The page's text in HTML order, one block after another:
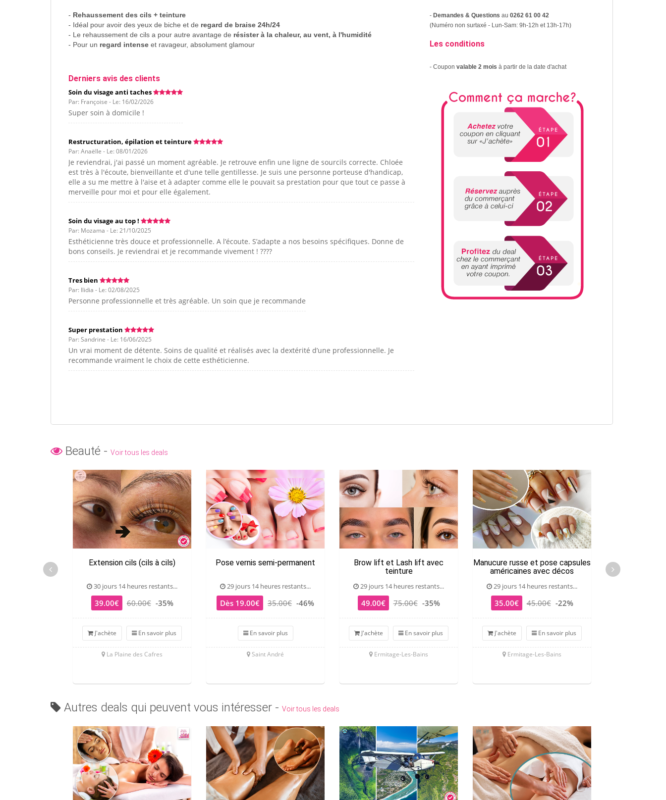
- Rehaussement des cils + teinture
- Idéal pour avoir des yeux de biche et de regard de braise 24h/24
- Le rehaussement de cils a pour autre avantage de résister à la chaleur, au vent, à l'humidité
- Pour un regard intense et ravageur, absolument glamour
Derniers avis des clients
Soin du visage anti taches
Par: Françoise - Le: 16/02/2026
Super soin à domicile !
Restructuration, épilation et teinture
Par: Anaëlle - Le: 08/01/2026
Je reviendrai, j'ai passé un moment agréable. Je retrouve enfin une ligne de sourcils correcte. Chloée
est très à l'écoute, bienveillante et d'une telle gentillesse. Je suis une personne porteuse d'handicap,
elle a su me mettre à l'aise et à adapter comme elle le pouvait sa prestation pour que tout ce passe à
merveille pour moi et pour elle également.
Soin du visage au top !
Par: Mozama - Le: 21/10/2025
Esthéticienne très douce et professionnelle. A l’écoute. S’adapte a nos besoins spécifiques. Donne de
bons conseils. Je reviendrai et je recommande vivement ! ????
Tres bien
Par: Ilidia - Le: 02/08/2025
Personne professionnelle et très agréable. Un soin que je recommande
Super prestation
Par: Sandrine - Le: 16/06/2025
Un vrai moment de détente. Soins de qualité et réalisés avec la dextérité d’une professionnelle. Je
recommande vraiment le choix de cette esthéticienne.
-Demandes & Questions au 0262 61 00 42
(Numéro non surtaxé - Lun-Sam: 9h-12h et 13h-17h)
Les conditions
- Coupon valable 2 mois à partir de la date d'achat
Beauté - Voir tous les deals
Extension cils (cils à cils)
30 jours 14 heures restants...
39.00€ 60.00€ -35%
J'achète En savoir plus
La Plaine des Cafres
Pose vernis semi-permanent
29 jours 14 heures restants...
Dès 19.00€ 35.00€ -46%
En savoir plus
Saint André
Brow lift et Lash lift avec
teinture
29 jours 14 heures restants...
49.00€ 75.00€ -35%
J'achète En savoir plus
Ermitage-Les-Bains
Manucure russe et pose capsules
américaines avec décos
29 jours 14 heures restants...
35.00€ 45.00€ -22%
J'achète En savoir plus
Ermitage-Les-Bains
Autres deals qui peuvent vous intéresser - Voir tous les deals